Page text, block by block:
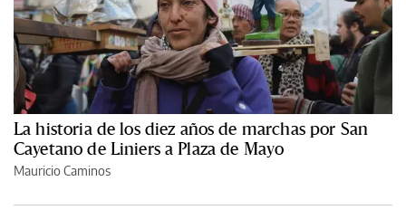
La historia de los diez años de marchas por San
Cayetano de Liniers a Plaza de Mayo
Mauricio Caminos